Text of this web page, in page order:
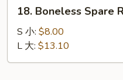
Boneless
Spare
Ribs
无
18. Boneless Spare
S 小: $8.00
L 大: $13.10